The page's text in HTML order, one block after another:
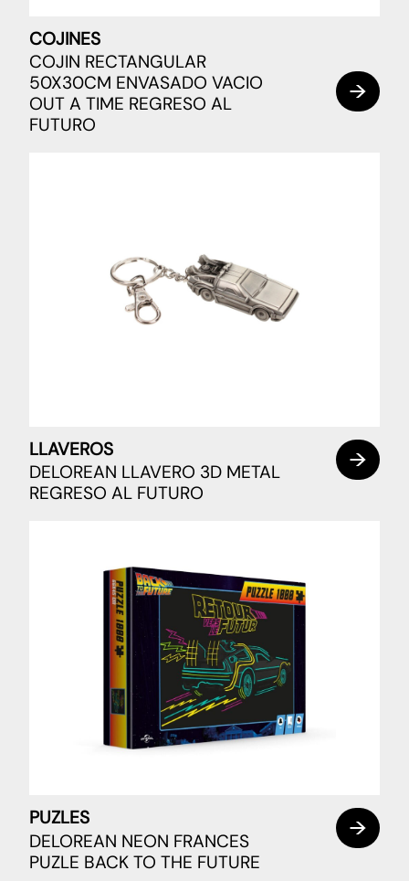
COJINES
COJIN RECTANGULAR
50X30CM ENVASADO VACIO
OUT A TIME REGRESO AL
FUTURO
LLAVEROS
DELOREAN LLAVERO 3D METAL
REGRESO AL FUTURO
PUZLES
DELOREAN NEON FRANCES
PUZLE BACK TO THE FUTURE